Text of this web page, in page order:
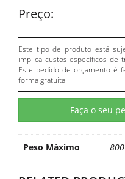
Preço:
Este tipo de produto está
implica custos específicos de
Este pedido de orçamento é
forma gratuita!
Faça o seu
Peso Máximo